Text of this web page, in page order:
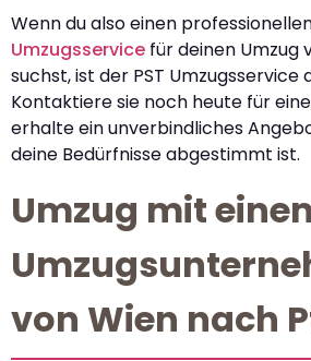
Wenn du also einen
Umzugsservice für deinen Umzug
suchst, ist der PST Umzugsservice
Kontaktiere sie noch heute für
erhalte ein unverbindliches
deine Bedürfnisse abgestimmt ist.
Umzug mit
von Wien nach